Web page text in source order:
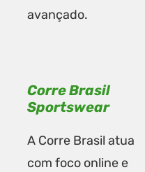
avançado.
Corre Brasil
Sportswear
A Corre Brasil atua
com foco online e